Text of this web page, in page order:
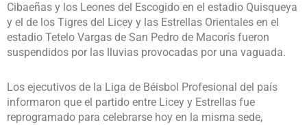
Cibaeñas y los Leones del Escogido en el estadio Quisqueya
y el de los Tigres del Licey y las Estrellas Orientales en el
estadio Tetelo Vargas de San Pedro de Macorís fueron
suspendidos por las lluvias provocadas por una vaguada.
Los ejecutivos de la Liga de Béisbol Profesional del país
informaron que el partido entre Licey y Estrellas fue
reprogramado para celebrarse hoy en la misma sede,